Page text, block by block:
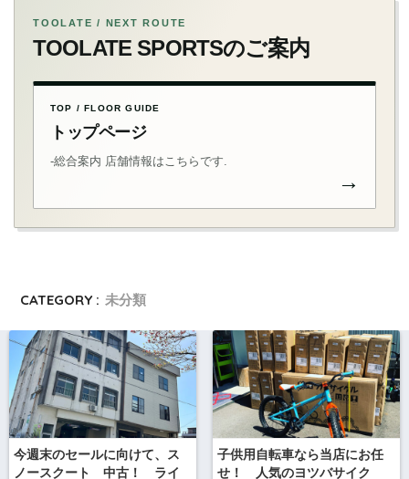
TOOLATE / NEXT ROUTE
TOOLATE SPORTSのご案内
TOP / FLOOR GUIDE
トップページ
-総合案内 店舗情報はこちらです.
→
CATEGORY : 未分類
今週末のセールに向けて、ス
ノースクート 中古！ ライ
子供用自転車なら当店にお任
せ！ 人気のヨツバサイク